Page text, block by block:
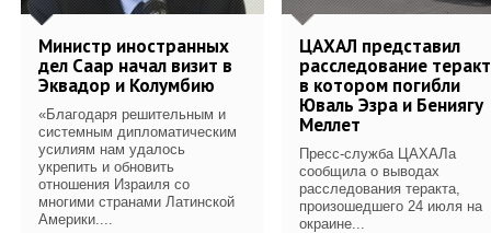
Министр иностранных
дел Саар начал визит в
Эквадор и Колумбию
«Благодаря решительным и
системным дипломатическим
усилиям нам удалось
укрепить и обновить
отношения Израиля со
многими странами Латинской
Америки....
ЦАХАЛ представил
расследование
в котором погибли
Юваль Эзра и Бениягу
Меллет
Пресс-служба ЦАХАЛа
сообщила о выводах
расследования теракта,
произошедшего 24 июля на
окраине...